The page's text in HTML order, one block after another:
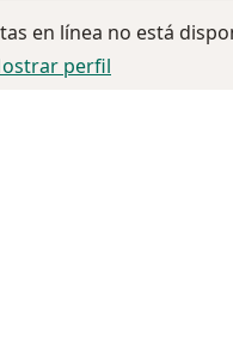
en línea no está
perfil